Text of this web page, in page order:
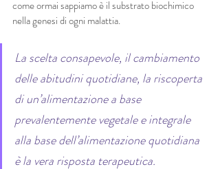
come ormai sappiamo è il substrato biochimico
nella genesi di ogni malattia.
La scelta consapevole, il cambiamento
delle abitudini quotidiane, la riscoperta
di un’alimentazione a base
prevalentemente vegetale e integrale
alla base dell’alimentazione quotidiana
è la vera risposta terapeutica.